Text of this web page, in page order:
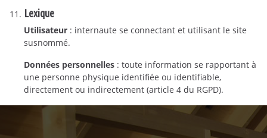
Lexique
Utilisateur : internaute se connectant et utilisant le site
susnommé.
Données personnelles : toute information se rapportant à
une personne physique identifiée ou identifiable,
directement ou indirectement (article 4 du RGPD).